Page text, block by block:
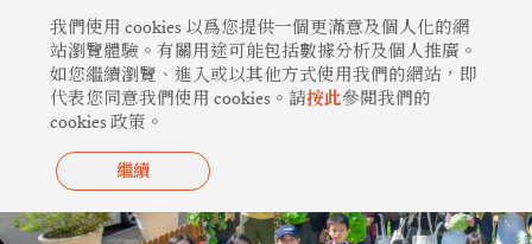
我們使用 cookies 以爲您提供一個更滿意及個人化的網
站瀏覽體驗。有關用途可能包括數據分析及個人推廣。
如您繼續瀏覽、進入或以其他方式使用我們的網站，即
代表您同意我們使用 cookies。請按此參閲我們的
cookies 政策。
繼續